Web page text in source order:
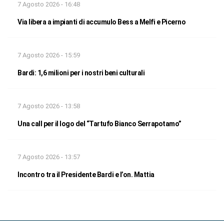
7 Agosto 2026 - 16:48
Via libera a impianti di accumulo Bess a Melfi e Picerno
7 Agosto 2026 - 15:59
Bardi: 1,6 milioni per i nostri beni culturali
7 Agosto 2026 - 13:58
Una call per il logo del “Tartufo Bianco Serrapotamo”
7 Agosto 2026 - 13:57
Incontro tra il Presidente Bardi e l’on. Mattia